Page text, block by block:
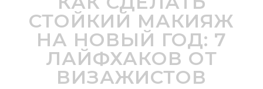
СТОЙКИЙ МАКИЯЖ
НА НОВЫЙ ГОД: 7
ЛАЙФХАКОВ ОТ
ВИЗАЖИСТОВ